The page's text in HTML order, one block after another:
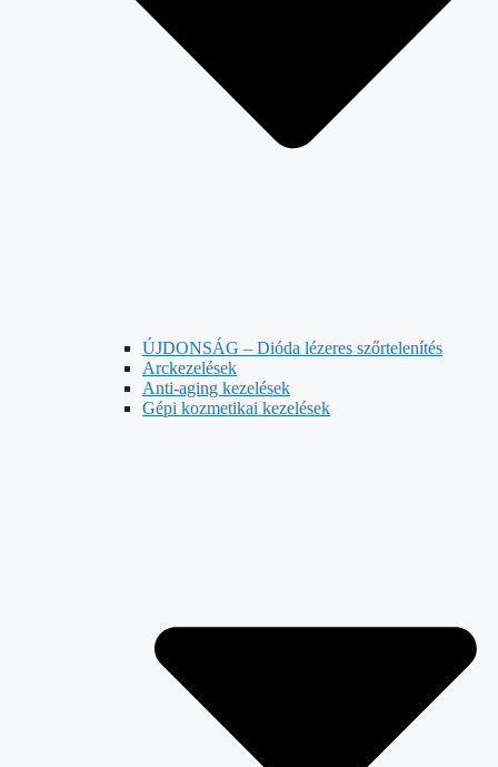
ÚJDONSÁG – Dióda lézeres szőrtelenítés
Arckezelések
Anti-aging kezelések
Gépi kozmetikai kezelések